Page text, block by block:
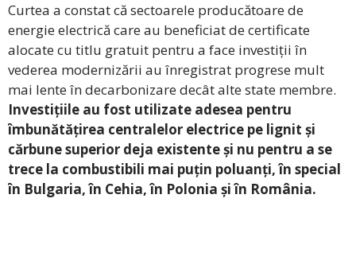
Curtea a constat că sectoarele producătoare de
energie electrică care au beneficiat de certificate
alocate cu titlu gratuit pentru a face investiții în
vederea modernizării au înregistrat progrese mult
mai lente în decarbonizare decât alte state membre.
Investițiile au fost utilizate adesea pentru
îmbunătățirea centralelor electrice pe lignit și
cărbune superior deja existente și nu pentru a se
trece la combustibili mai puțin poluanți, în special
în Bulgaria, în Cehia, în Polonia și în România.